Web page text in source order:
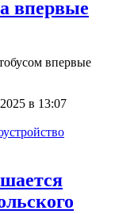
впервые
впервые
в 13:07